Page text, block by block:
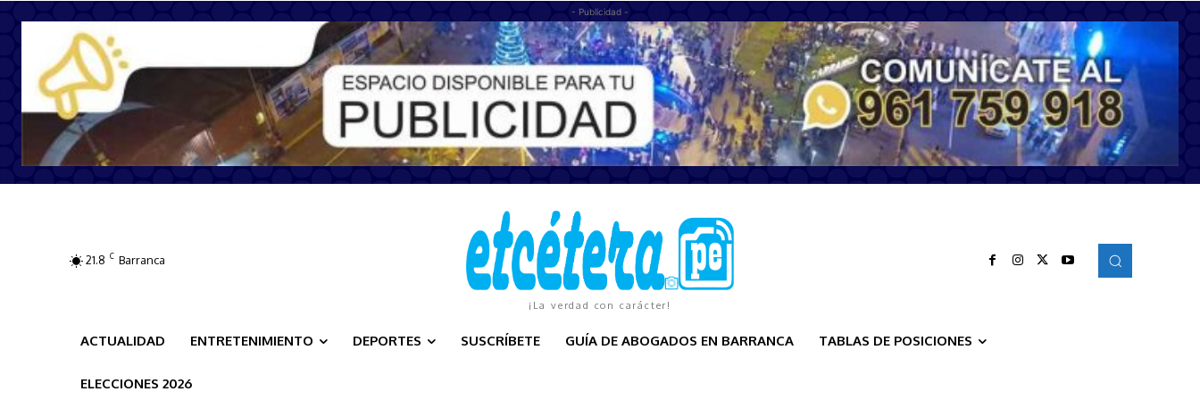
- Publicidad -
21.8 C Barranca
¡La verdad con carácter!
ACTUALIDAD ENTRETENIMIENTO DEPORTES SUSCRÍBETE GUÍA DE ABOGADOS EN BARRANCA TABLAS DE POSICIONES
ELECCIONES 2026